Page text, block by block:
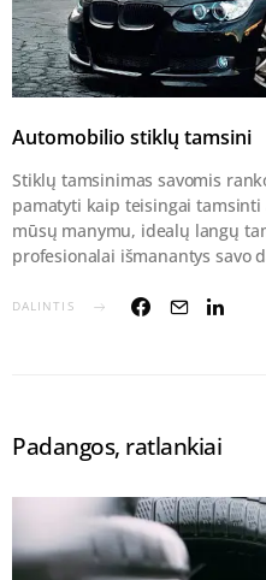
Automobilio stiklų tamsini
Stiklų tamsinimas savomis
pamatyti kaip teisingai
mūsų manymu, idealų langų
profesionalai išmanantys savo
DALINTIS
Padangos, ratlankiai